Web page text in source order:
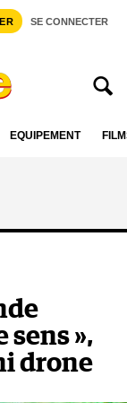
SE CONNECTER
ÉQUIPEMENT
sens »,
drone